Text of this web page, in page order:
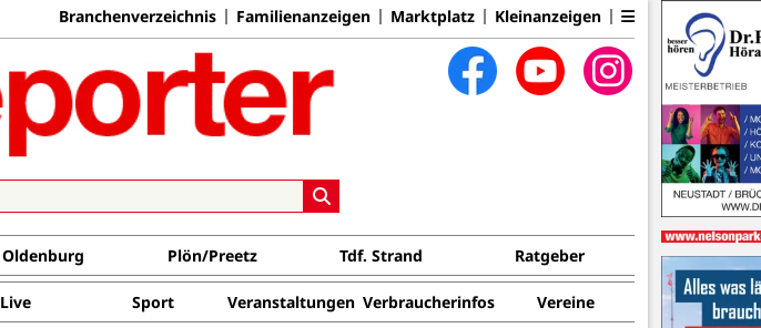
Branchenverzeichnis Familienanzeigen Marktplatz Kleinanzeigen
Oldenburg Plön/Preetz Tdf. Strand Ratgeber
Live Sport Veranstaltungen Verbraucherinfos Vereine